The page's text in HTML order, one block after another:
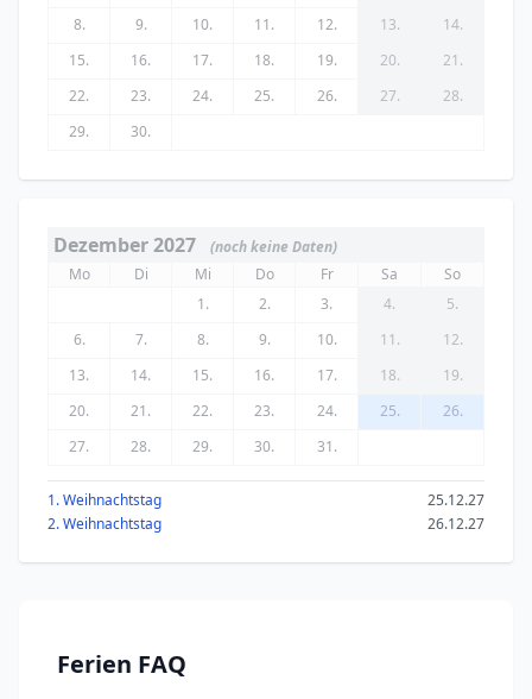
8.
9. 10. 11. 12. 13.
14.
15.
16. 17. 18. 19. 20.
21.
22.
23. 24. 25. 26. 27.
28.
29.
30.
Dezember 2027
(noch keine Daten)
Mo
Di Mi Do Fr Sa
So
1.
2. 3. 4.
5.
6.
7. 8. 9. 10. 11.
12.
13.
14. 15. 16. 17. 18.
19.
20.
21. 22. 23. 24. 25.
26.
27.
28. 29. 30. 31.
1. Weihnachtstag
25.12.27
2. Weihnachtstag
26.12.27
Ferien FAQ